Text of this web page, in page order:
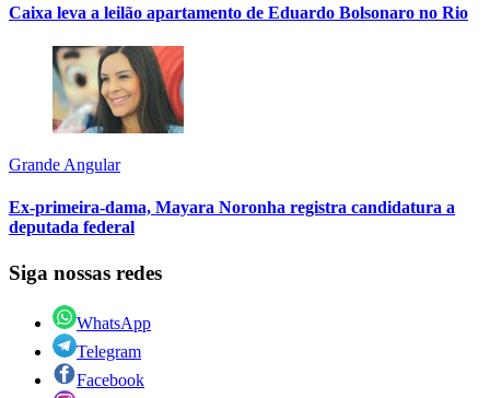
Caixa leva a leilão apartamento de Eduardo Bolsonaro no Rio
Grande Angular
Ex-primeira-dama, Mayara Noronha registra candidatura a
deputada federal
Siga nossas redes
WhatsApp
Telegram
Facebook